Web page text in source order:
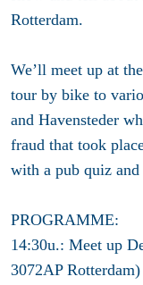
Rotterdam.
We’ll meet up at
tour by bike to
and Havensteder
fraud that took
with a pub quiz
PROGRAMME:
14:30u.: Meet up
3072AP Rotterdam)